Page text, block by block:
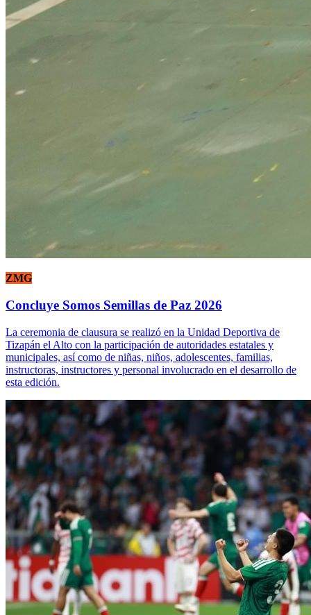
ZMG
Concluye Somos Semillas de Paz 2026
La ceremonia de clausura se realizó en la Unidad Deportiva de
Tizapán el Alto con la participación de autoridades estatales y
municipales, así como de niñas, niños, adolescentes, familias,
instructoras, instructores y personal involucrado en el desarrollo de
esta edición.